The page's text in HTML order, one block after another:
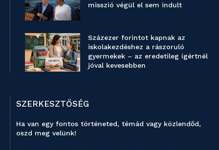
misszió végül el sem indult
Százezer forintot kapnak az
iskolakezdéshez a rászoruló
gyermekek – az eredetileg ígértnél
jóval kevesebben
SZERKESZTŐSÉG
Ha van egy fontos történeted, témád vagy közlendőd,
oszd meg velünk!